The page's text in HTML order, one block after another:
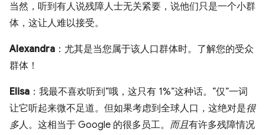
当然，听到有人说残障人士无关紧要，说他们只是一个小群
体，这让人难以接受。
Alexandra ：尤其是当您属于该人口群体时。了解您的受众
群体！
Elisa ：我最不喜欢听到“哦，这只有 1%”这种话。“仅”一词
让它听起来微不足道。但如果考虑到全球人口，这绝对是很
多人。这相当于 Google 的很多员工。 而且有许多残障情况